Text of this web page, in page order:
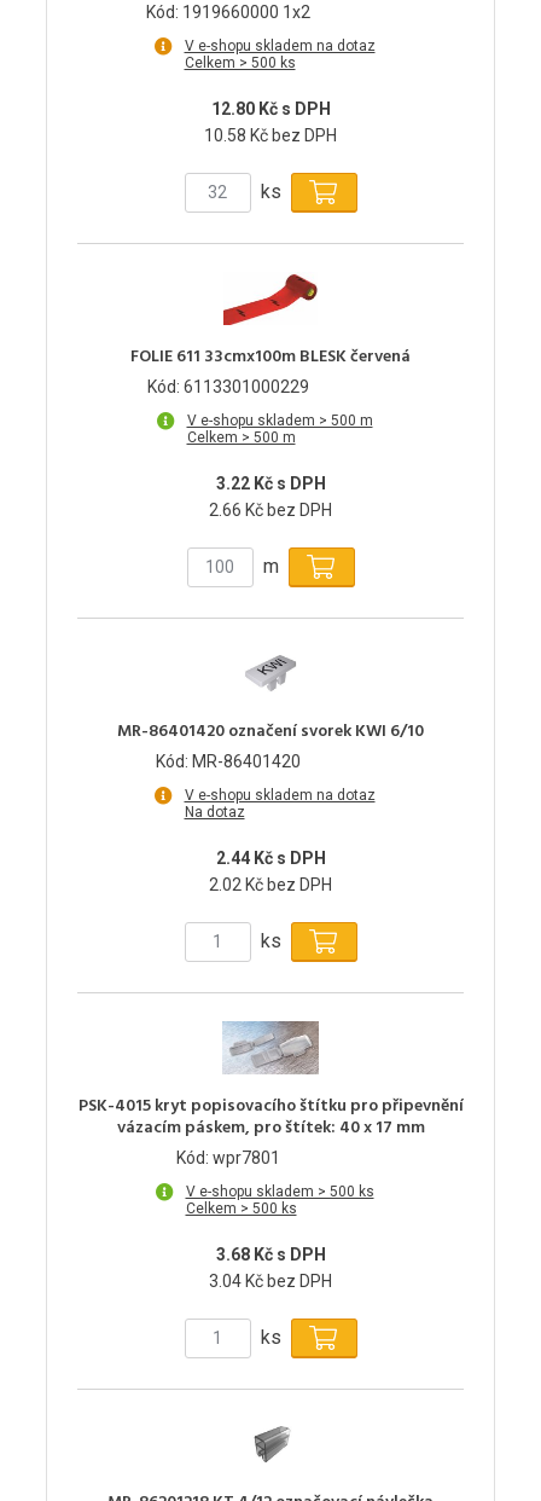
Kód: 1919660000 1x2
V e-shopu skladem na dotaz
Celkem > 500 ks
12.80 Kč s DPH
10.58 Kč bez DPH
ks
FOLIE 611 33cmx100m BLESK červená
Kód: 6113301000229
V e-shopu skladem > 500 m
Celkem > 500 m
3.22 Kč s DPH
2.66 Kč bez DPH
m
MR-86401420 označení svorek KWI 6/10
Kód: MR-86401420
V e-shopu skladem na dotaz
Na dotaz
2.44 Kč s DPH
2.02 Kč bez DPH
ks
PSK-4015 kryt popisovacího štítku pro připevnění
vázacím páskem, pro štítek: 40 x 17 mm
Kód: wpr7801
V e-shopu skladem > 500 ks
Celkem > 500 ks
3.68 Kč s DPH
3.04 Kč bez DPH
ks